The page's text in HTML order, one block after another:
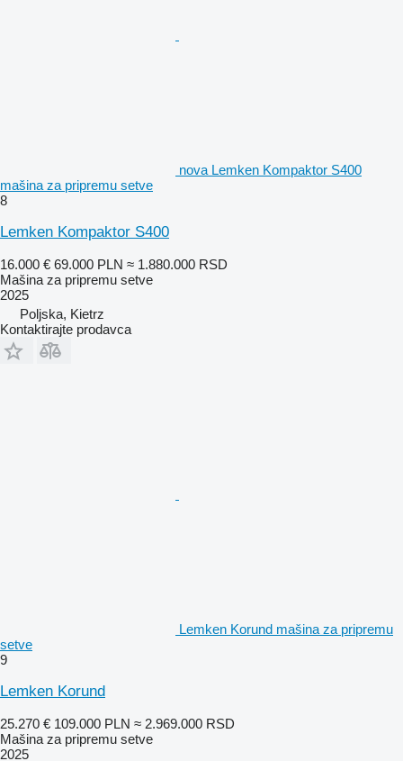
nova Lemken Kompaktor S400
mašina za pripremu setve
8
Lemken Kompaktor S400
16.000 € 69.000 PLN ≈ 1.880.000 RSD
Mašina za pripremu setve
2025
Poljska, Kietrz
Kontaktirajte prodavca
Lemken Korund mašina za pripremu
setve
9
Lemken Korund
25.270 € 109.000 PLN ≈ 2.969.000 RSD
Mašina za pripremu setve
2025